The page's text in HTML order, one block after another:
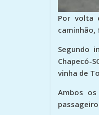
Por volta
caminhão,
Segundo
Chapecó-
vinha de
Ambos